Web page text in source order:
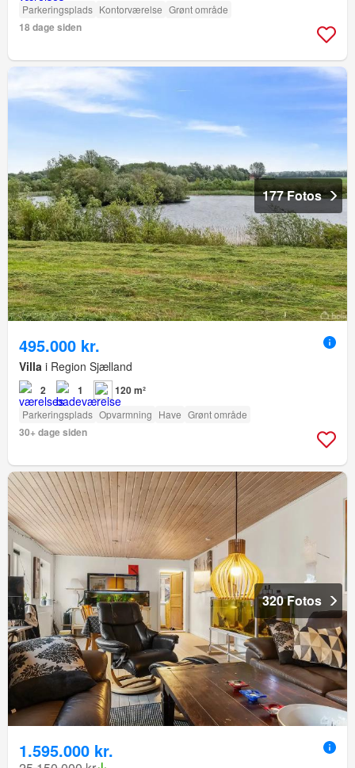
Parkeringsplads Kontorværelse Grønt område
18 dage siden
177 Fotos
495.000 kr.
Villa i Region Sjælland
2 1 120 m²
Parkeringsplads Opvarmning Have Grønt område
30+ dage siden
320 Fotos
1.595.000 kr.